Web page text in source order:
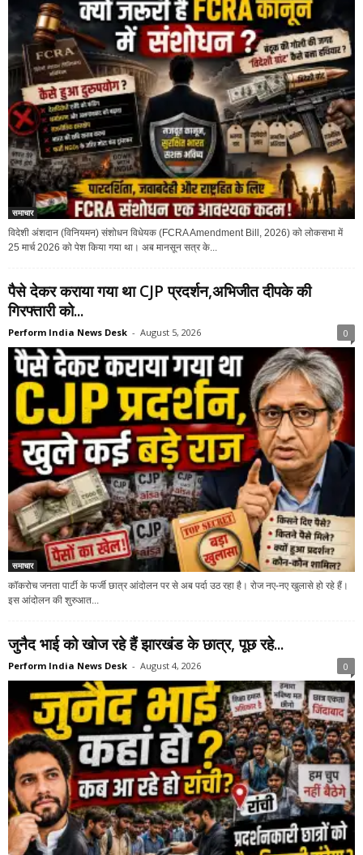
समाचार
विदेशी अंशदान (विनियमन) संशोधन विधेयक (FCRA Amendment Bill, 2026) को लोकसभा में
25 मार्च 2026 को पेश किया गया था। अब मानसून सत्र के...
पैसे देकर कराया गया था CJP प्रदर्शन,अभिजीत दीपके की
गिरफ्तारी को...
Perform India News Desk - August 5, 2026 0
समाचार
कॉकरोच जनता पार्टी के फर्जी छात्र आंदोलन पर से अब पर्दा उठ रहा है। रोज नए-नए खुलासे हो रहे हैं।
इस आंदोलन की शुरुआत...
जुनैद भाई को खोज रहे हैं झारखंड के छात्र, पूछ रहे...
Perform India News Desk - August 4, 2026 0